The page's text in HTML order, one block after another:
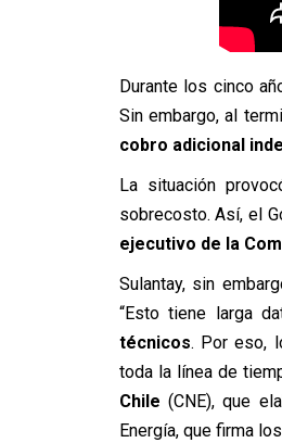
Durante los cinco
Sin embargo, al
cobro adicional
La situación
sobrecosto. Así, el
ejecutivo de la
Sulantay, sin
“Esto tiene larga
técnicos. Por eso,
toda la línea de
Chile (CNE), que
Energía, que firma